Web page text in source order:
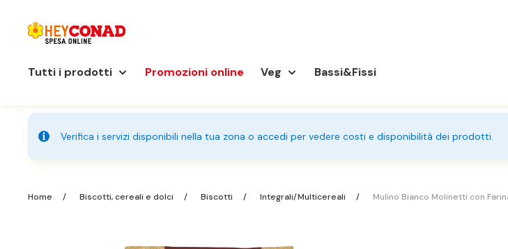
Tutti i prodotti Promozioni online Veg Bassi&Fissi
Verifica i servizi disponibili nella tua zona o accedi per vedere costi e disponibilità dei prodotti.
Home Biscotti, cereali e dolci Biscotti Integrali/Multicereali Mulino Bianco Molinetti con